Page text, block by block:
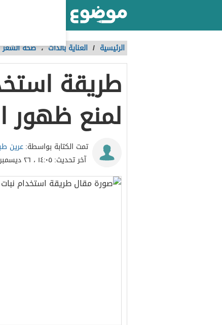
الرئيسية / العناية بالذات،صحة الشعر
طريقة
لمنع ظهور
تمت الكتابة بواسطة:عرين
آخر تحديث:١٤:٠٥ ، ٢٦ ديسمبر ٢٠٢١